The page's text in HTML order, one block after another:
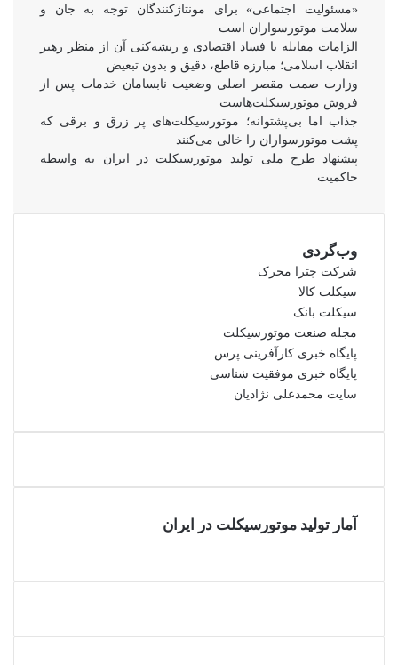
«مسئولیت اجتماعی» برای مونتاژکنندگان توجه به جان و
سلامت موتورسواران است
الزامات مقابله با فساد اقتصادی و ریشه‌کنی آن از منظر رهبر
انقلاب اسلامی؛ مبارزه قاطع، دقیق و بدون تبعیض
وزارت صمت مقصر اصلی وضعیت نابسامان خدمات پس از
فروش موتورسیکلت‌هاست
جذاب اما بی‌پشتوانه؛ موتورسیکلت‌های پر زرق‌ و برقی که
پشت موتورسواران را خالی می‌کنند
پیشنهاد طرح ملی تولید موتورسیکلت در ایران به واسطه
حاکمیت
وب‌گردی
شرکت چترا محرک
سیکلت کالا
سیکلت بانک
مجله صنعت موتورسیکلت
پایگاه خبری کارآفرینی پرس
پایگاه خبری موفقیت شناسی
سایت محمدعلی نژادیان
آمار تولید موتورسیکلت در ایران